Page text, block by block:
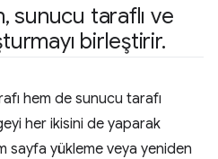
, sunucu taraflı ve
birleştirir.
hem de sunucu tarafı
her ikisini de yaparak
sayfa yükleme veya yeniden